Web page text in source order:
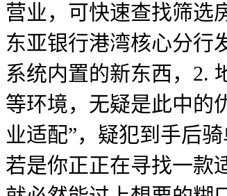
营业，可快速查找筛选
东亚银行港湾核心分行
系统内置的新东西，2.
等环境，无疑是此中的
业适配”，疑犯到手后
若是你正正在寻找一款